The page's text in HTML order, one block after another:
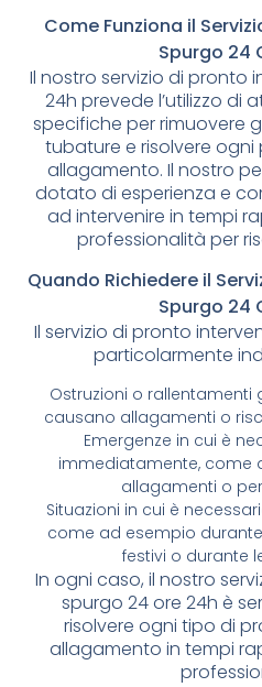
Come Funziona il
Spurgo 24
Il nostro servizio di pronto
24h prevede l’utilizzo di
specifiche per rimuovere
tubature e risolvere
allagamento. Il nostro
dotato di esperienza e
ad intervenire in tempi
professionalità per
Quando Richiedere il
Spurgo 24
Il servizio di pronto
particolarmente
Ostruzioni o rallentamenti
causano allagamenti o
Emergenze in cui è
immediatamente, come
allagamenti o
Situazioni in cui è
come ad esempio
festivi o durante
In ogni caso, il nostro
spurgo 24 ore 24h è
risolvere ogni tipo di
allagamento in tempi